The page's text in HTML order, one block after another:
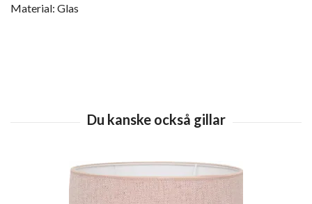
Material: Glas